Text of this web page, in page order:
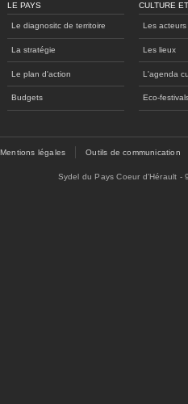
LE PAYS
Le diagnositc de territoire
La stratégie
Le plan d'action
Budgets
CULTURE
Les acteurs
Les lieux
L'agenda
Eco-
Mentions légales Outils de communication
Sydel du Pays Coeur d'Hérault